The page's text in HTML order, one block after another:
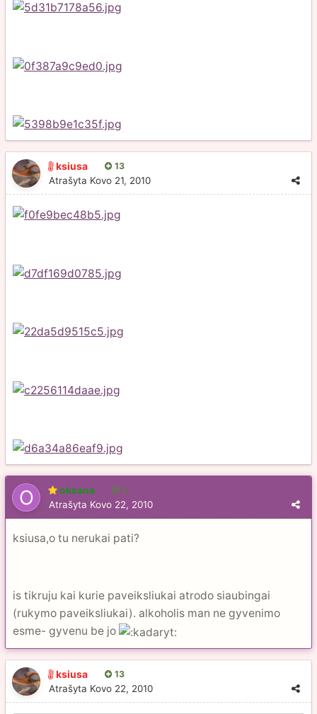
ksiusa 13
Atrašyta Kovo 21, 2010
oksana 2
Atrašyta Kovo 22, 2010
ksiusa,o tu nerukai pati?
is tikruju kai kurie paveiksliukai atrodo siaubingai
(rukymo paveiksliukai). alkoholis man ne gyvenimo
esme- gyvenu be jo
ksiusa 13
Atrašyta Kovo 22, 2010